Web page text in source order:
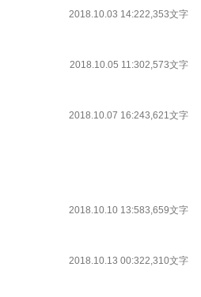
2018.10.03 14:222,353文字
2018.10.05 11:302,573文字
2018.10.07 16:243,621文字
2018.10.10 13:583,659文字
2018.10.13 00:322,310文字